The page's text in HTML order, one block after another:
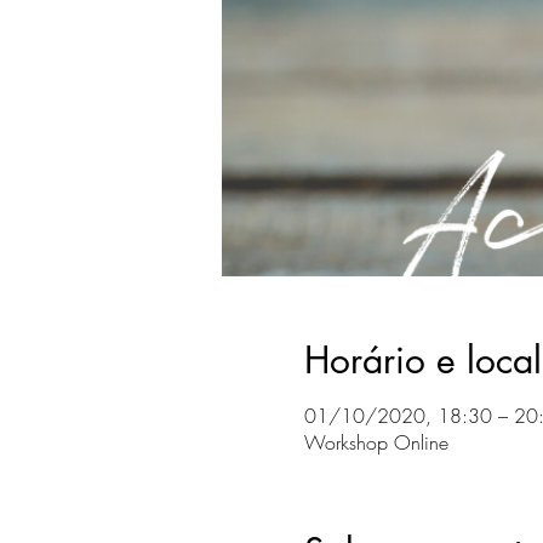
Horário e local
01/10/2020, 18:30 –
Workshop Online